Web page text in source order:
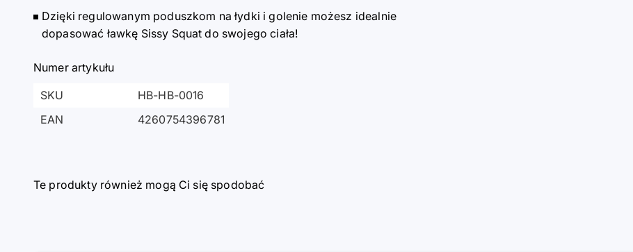
Dzięki regulowanym poduszkom na łydki i golenie możesz idealnie
dopasować ławkę Sissy Squat do swojego ciała!
Numer artykułu
SKU
HB-HB-0016
EAN
4260754396781
Te produkty również mogą Ci się spodobać